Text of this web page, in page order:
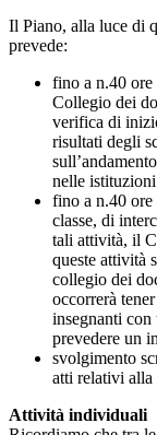
Il Piano, alla luce di
prevede:
fino a n.40 ore
Collegio dei
verifica di
risultati degli
nelle
fino a n.40 ore
classe, di
tali attività, il
queste attività
collegio dei
occorrerà
insegnanti con
prevedere un
svolgimento
atti relativi alla
Attività individuali